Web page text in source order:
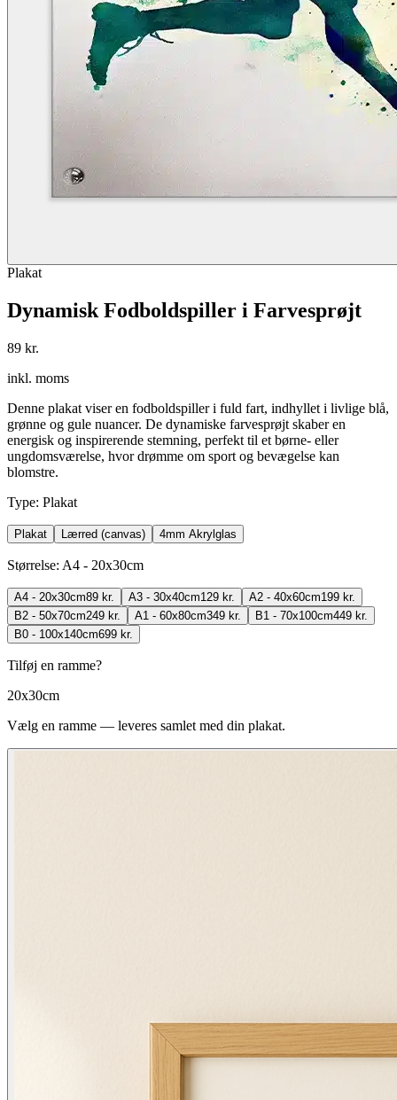
Plakat
Dynamisk Fodboldspiller i Farvesprøjt
89 kr.
inkl. moms
Denne plakat viser en fodboldspiller i fuld fart, indhyllet i livlige blå,
grønne og gule nuancer. De dynamiske farvesprøjt skaber en
energisk og inspirerende stemning, perfekt til et børne- eller
ungdomsværelse, hvor drømme om sport og bevægelse kan
blomstre.
Type: Plakat
Plakat Lærred (canvas) 4mm Akrylglas
Størrelse: A4 - 20x30cm
A4 - 20x30cm89 kr. A3 - 30x40cm129 kr. A2 - 40x60cm199 kr.
B2 - 50x70cm249 kr. A1 - 60x80cm349 kr. B1 - 70x100cm449 kr.
B0 - 100x140cm699 kr.
Tilføj en ramme?
20x30cm
Vælg en ramme — leveres samlet med din plakat.